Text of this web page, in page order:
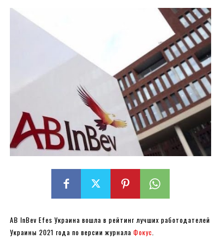
AB InBev Efes Украина вошла в рейтинг лучших работодателей
Украины 2021 года по версии журнала Фокус